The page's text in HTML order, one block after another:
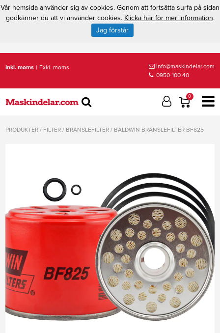
Inkl. moms | Exkl. moms
info@maskindelar.com
0950-100 40
0
PRODUKTER / FILTER / BRÄNSLEFILTER / BALDWIN BRÄNSLEFILTER BF825
Vår hemsida använder sig av cookies. Genom att fortsätta surfa på sidan
godkänner du att vi använder cookies. Klicka här för mer information.
Jag förstår